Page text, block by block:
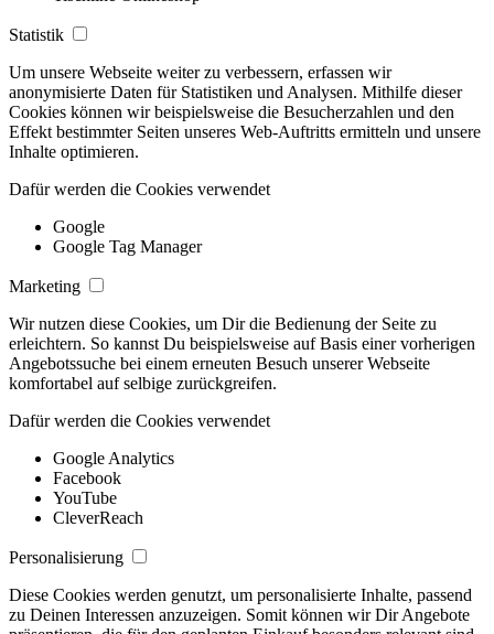
Statistik
Um unsere Webseite weiter zu verbessern, erfassen wir
anonymisierte Daten für Statistiken und Analysen. Mithilfe dieser
Cookies können wir beispielsweise die Besucherzahlen und den
Effekt bestimmter Seiten unseres Web-Auftritts ermitteln und unsere
Inhalte optimieren.
Dafür werden die Cookies verwendet
Google
Google Tag Manager
Marketing
Wir nutzen diese Cookies, um Dir die Bedienung der Seite zu
erleichtern. So kannst Du beispielsweise auf Basis einer vorherigen
Angebotssuche bei einem erneuten Besuch unserer Webseite
komfortabel auf selbige zurückgreifen.
Dafür werden die Cookies verwendet
Google Analytics
Facebook
YouTube
CleverReach
Personalisierung
Diese Cookies werden genutzt, um personalisierte Inhalte, passend
zu Deinen Interessen anzuzeigen. Somit können wir Dir Angebote